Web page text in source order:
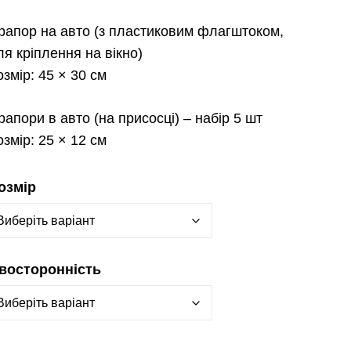
на авто (з пластиковим флагштоком,
кріплення на вікно)
45 × 30 см
в авто (на присосці) – набір 5 шт
25 × 12 см